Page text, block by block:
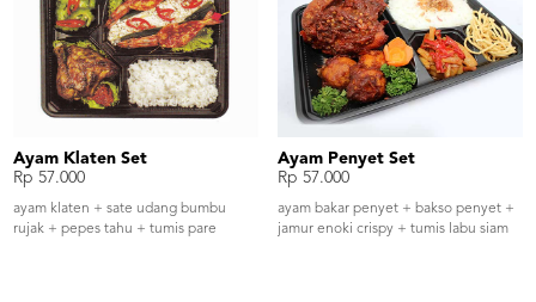
Ayam Klaten Set
Rp 57.000
ayam klaten + sate udang bumbu
rujak + pepes tahu + tumis pare
Ayam Penyet Set
Rp 57.000
ayam bakar penyet + bakso penyet +
jamur enoki crispy + tumis labu siam